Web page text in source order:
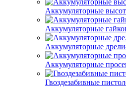
Аккумуляторные
Аккумуляторные
Аккумуляторные
Аккумуляторные
Гвоздезабивные